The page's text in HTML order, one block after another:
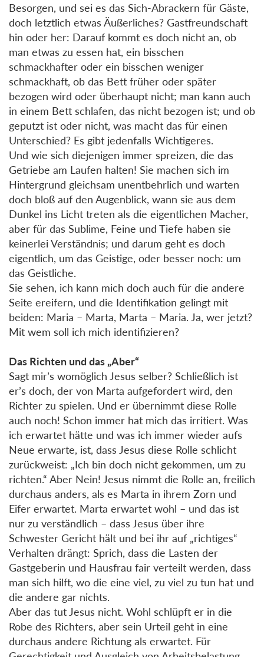
Besorgen, und sei es das Sich-Abrackern für Gäste,
doch letztlich etwas Äußerliches? Gastfreundschaft
hin oder her: Darauf kommt es doch nicht an, ob
man etwas zu essen hat, ein bisschen
schmackhafter oder ein bisschen weniger
schmackhaft, ob das Bett früher oder später
bezogen wird oder überhaupt nicht; man kann auch
in einem Bett schlafen, das nicht bezogen ist; und ob
geputzt ist oder nicht, was macht das für einen
Unterschied? Es gibt jedenfalls Wichtigeres.
Und wie sich diejenigen immer spreizen, die das
Getriebe am Laufen halten! Sie machen sich im
Hintergrund gleichsam unentbehrlich und warten
doch bloß auf den Augenblick, wann sie aus dem
Dunkel ins Licht treten als die eigentlichen Macher,
aber für das Sublime, Feine und Tiefe haben sie
keinerlei Verständnis; und darum geht es doch
eigentlich, um das Geistige, oder besser noch: um
das Geistliche.
Sie sehen, ich kann mich doch auch für die andere
Seite ereifern, und die Identifikation gelingt mit
beiden: Maria – Marta, Marta – Maria. Ja, wer jetzt?
Mit wem soll ich mich identifizieren?
Das Richten und das „Aber“
Sagt mir’s womöglich Jesus selber? Schließlich ist
er’s doch, der von Marta aufgefordert wird, den
Richter zu spielen. Und er übernimmt diese Rolle
auch noch! Schon immer hat mich das irritiert. Was
ich erwartet hätte und was ich immer wieder aufs
Neue erwarte, ist, dass Jesus diese Rolle schlicht
zurückweist: „Ich bin doch nicht gekommen, um zu
richten.“ Aber Nein! Jesus nimmt die Rolle an, freilich
durchaus anders, als es Marta in ihrem Zorn und
Eifer erwartet. Marta erwartet wohl – und das ist
nur zu verständlich – dass Jesus über ihre
Schwester Gericht hält und bei ihr auf „richtiges“
Verhalten drängt: Sprich, dass die Lasten der
Gastgeberin und Hausfrau fair verteilt werden, dass
man sich hilft, wo die eine viel, zu viel zu tun hat und
die andere gar nichts.
Aber das tut Jesus nicht. Wohl schlüpft er in die
Robe des Richters, aber sein Urteil geht in eine
durchaus andere Richtung als erwartet. Für